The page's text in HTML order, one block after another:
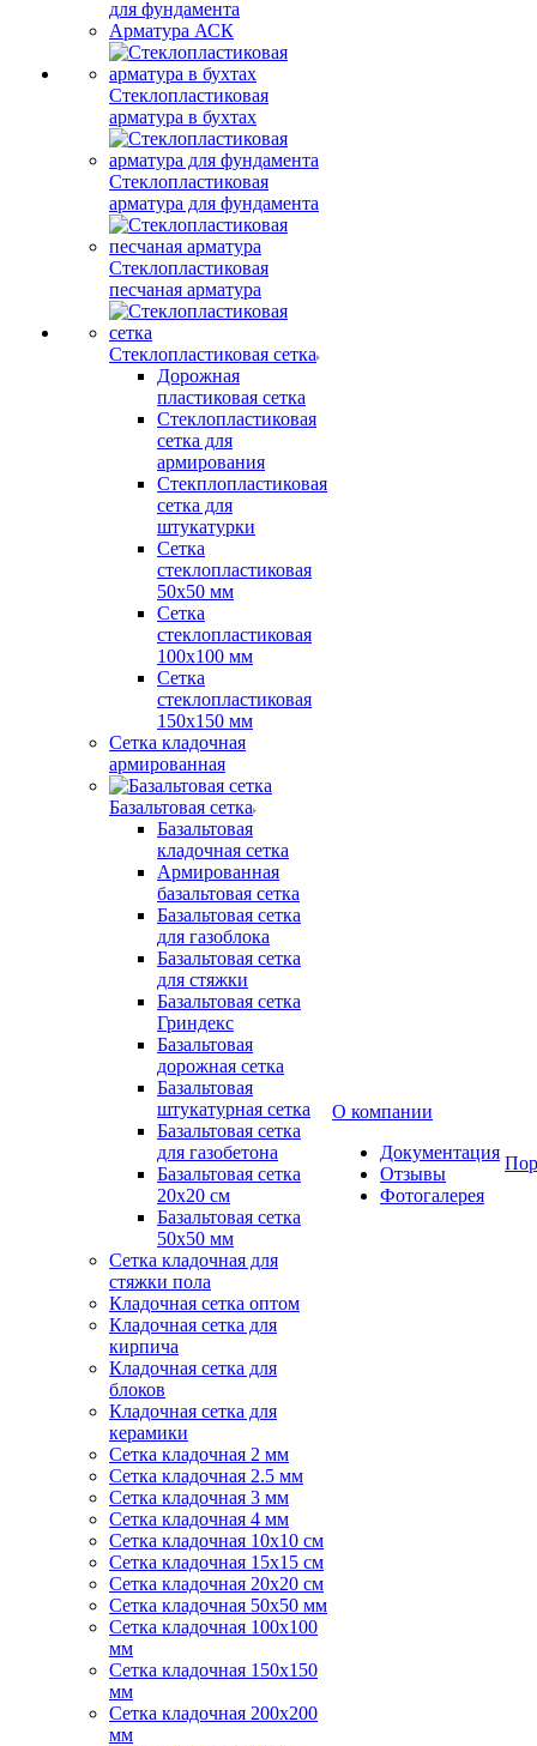
для фундамента
Арматура АСК
Стеклопластиковая
арматура в бухтах
Стеклопластиковая
арматура для фундамента
Стеклопластиковая
песчаная арматура
Стеклопластиковая сетка
Дорожная
пластиковая сетка
Стеклопластиковая
сетка для
армирования
Стекплопластиковая
сетка для
штукатурки
Сетка
стеклопластиковая
50x50 мм
Сетка
стеклопластиковая
100x100 мм
Сетка
стеклопластиковая
150x150 мм
Сетка кладочная
армированная
Базальтовая сетка
Базальтовая
кладочная сетка
Армированная
базальтовая сетка
Базальтовая сетка
для газоблока
Базальтовая сетка
для стяжки
Базальтовая сетка
Гриндекс
Базальтовая
дорожная сетка
Базальтовая
штукатурная сетка
Базальтовая сетка
для газобетона
Базальтовая сетка
20x20 см
Базальтовая сетка
50x50 мм
Сетка кладочная для
стяжки пола
Кладочная сетка оптом
Кладочная сетка для
кирпича
Кладочная сетка для
блоков
Кладочная сетка для
керамики
Сетка кладочная 2 мм
Сетка кладочная 2.5 мм
Сетка кладочная 3 мм
Сетка кладочная 4 мм
Сетка кладочная 10x10 см
Сетка кладочная 15x15 см
Сетка кладочная 20x20 см
Сетка кладочная 50x50 мм
Сетка кладочная 100x100
мм
Сетка кладочная 150x150
мм
Сетка кладочная 200x200
мм
О компании
Документация
Отзывы
Фотогалерея